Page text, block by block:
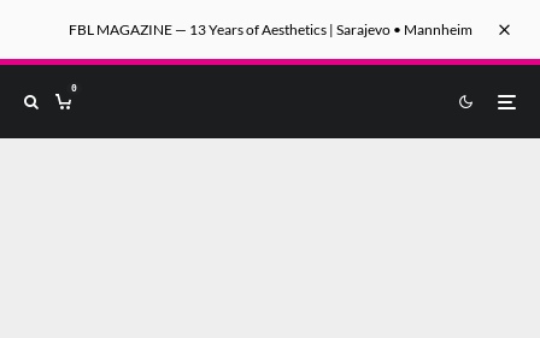
FBL MAGAZINE — 13 Years of Aesthetics | Sarajevo • Mannheim
0